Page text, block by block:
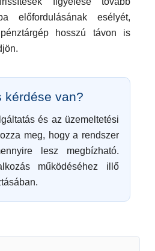
előfordulásának esélyét,
hosszú távon is
kérdése van?
és az üzemeltetési
meg, hogy a rendszer
lesz megbízható.
működéséhez illő